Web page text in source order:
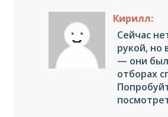
Кирилл:
Сейчас
рукой, но
— они
отборах